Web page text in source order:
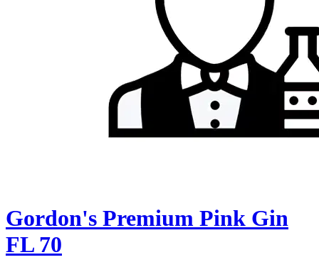
Gordon's Premium Pink Gin
FL 70